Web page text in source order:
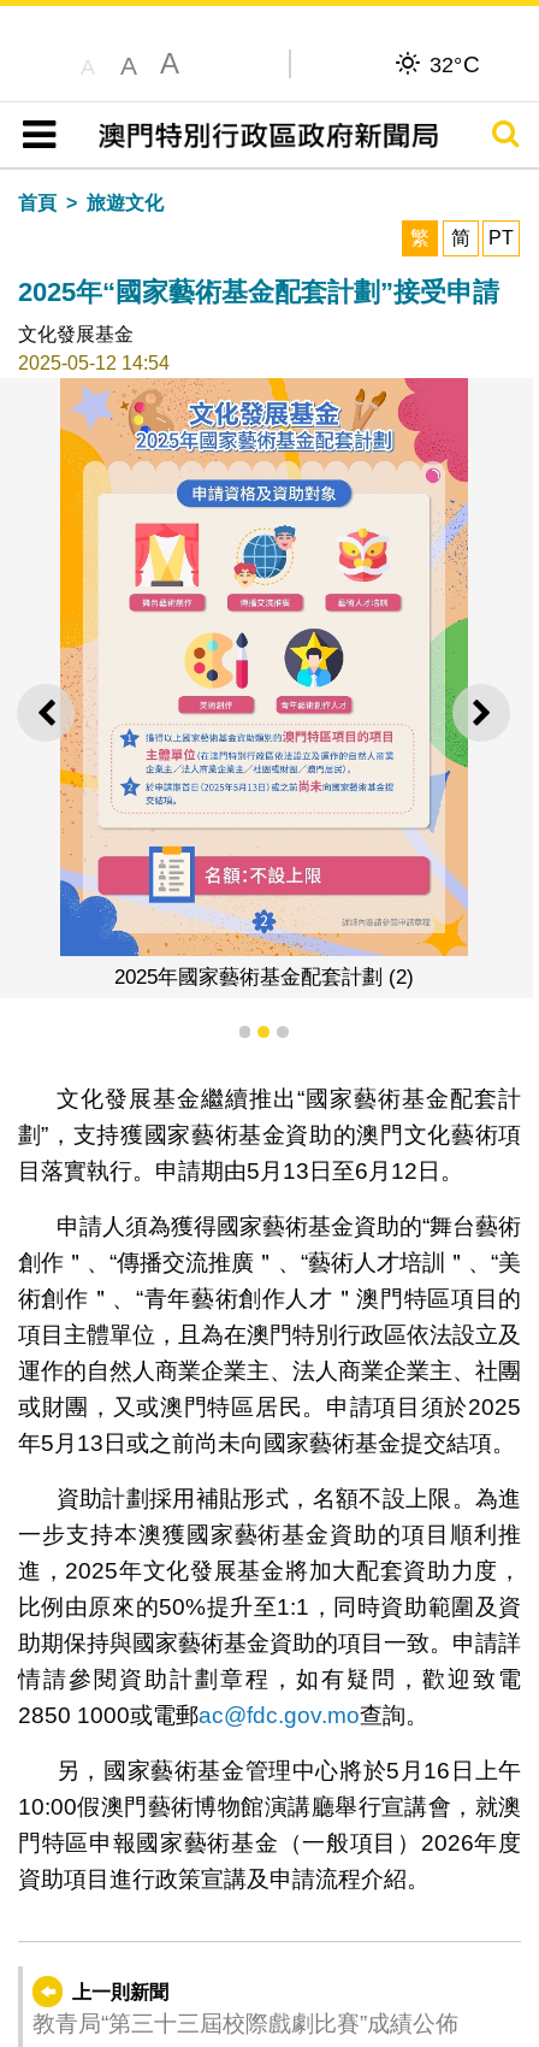
A A A 32°C
目錄
搜尋
首頁
旅遊文化
繁
简 PT
2025年“國家藝術基金配套計劃”接受申請
文化發展基金
2025-05-12 14:54
上一則 下一
2025年國家藝術基金配套計劃 (2)
1 2 3
文化發展基金繼續推出“國家藝術基金配套計
劃”，支持獲國家藝術基金資助的澳門文化藝術項
目落實執行。申請期由5月13日至6月12日。
申請人須為獲得國家藝術基金資助的“舞台藝術
創作＂、“傳播交流推廣＂、“藝術人才培訓＂、“美
術創作＂、“青年藝術創作人才＂澳門特區項目的
項目主體單位，且為在澳門特別行政區依法設立及
運作的自然人商業企業主、法人商業企業主、社團
或財團，又或澳門特區居民。申請項目須於2025
年5月13日或之前尚未向國家藝術基金提交結項。
資助計劃採用補貼形式，名額不設上限。為進
一步支持本澳獲國家藝術基金資助的項目順利推
進，2025年文化發展基金將加大配套資助力度，
比例由原來的50%提升至1:1，同時資助範圍及資
助期保持與國家藝術基金資助的項目一致。申請詳
情請參閱資助計劃章程，如有疑問，歡迎致電
2850 1000或電郵ac@fdc.gov.mo查詢。
另，國家藝術基金管理中心將於5月16日上午
10:00假澳門藝術博物館演講廳舉行宣講會，就澳
門特區申報國家藝術基金（一般項目）2026年度
資助項目進行政策宣講及申請流程介紹。
上一則新聞
教青局“第三十三屆校際戲劇比賽”成績公佈